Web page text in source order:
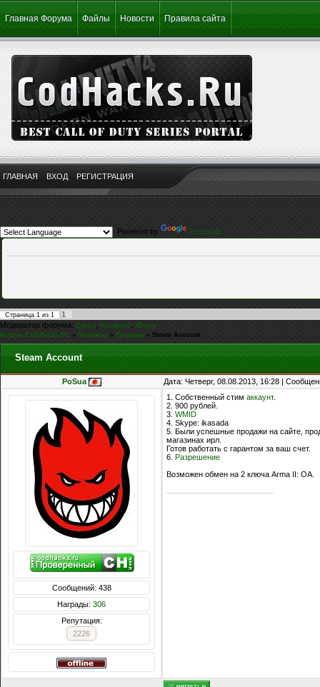
Главная Форума Файлы Новости Правила сайта
ГЛАВНАЯ ВХОД РЕГИСТРАЦИЯ
Powered by Translate
Страница 1 из 1
1
Модератор форума:Casus, Kolabrod,iEnjoy
Форум CoDHacks.Ru » Финансы » Продажа » Steam Account
Steam Account
PoSua Дата: Четверг, 08.08.2013, 16:28 |
Сообщений: 438
Награды: 306
Репутация:
2226
1. Собственный стим аккаунт.
2. 900 рублей.
3. WMID
4. Skype: ikasada
5. Были успешные продажи на сайте,
магазинах ирл.
Готов работать с гарантом за ваш счет.
6. Разрешение
Возможен обмен на 2 ключа Arma II: OA.